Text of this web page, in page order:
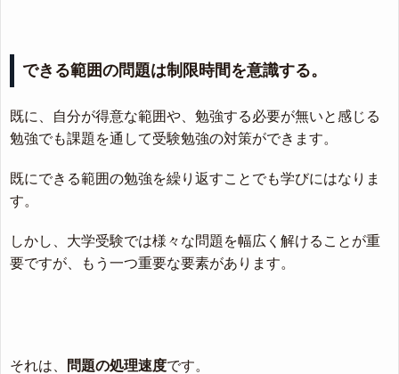
できる範囲の問題は制限時間を意識する。
既に、自分が得意な範囲や、勉強する必要が無いと感じる
勉強でも課題を通して受験勉強の対策ができます。
既にできる範囲の勉強を繰り返すことでも学びにはなりま
す。
しかし、大学受験では様々な問題を幅広く解けることが重
要ですが、もう一つ重要な要素があります。
それは、 問題の処理速度です。